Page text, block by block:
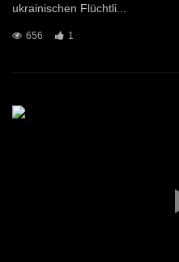
ukrainischen Flüchtli...
656 1